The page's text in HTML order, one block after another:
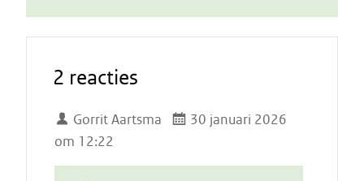
2 reacties
Gorrit Aartsma
30 januari 2026
om 12:22